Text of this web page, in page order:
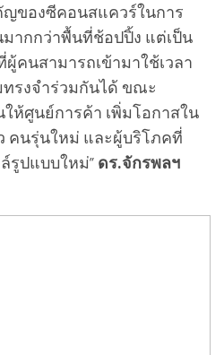
ของซีคอนสแควร์ในการ
ากกว่าพื้นที่ช้อปปิ้ง แต่เป็น
คนสามารถเข้ามาใช้เวลา
รงจำร่วมกันได้ ขณะ
ห้ศูนย์การค้า เพิ่มโอกาสใน
คนรุ่นใหม่ และผู้บริโภคที่
รูปแบบใหม่” ดร.จักรพลฯ